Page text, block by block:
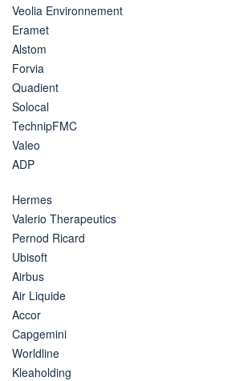
Veolia Environnement
Eramet
Alstom
Forvia
Quadient
Solocal
TechnipFMC
Valeo
ADP
Hermes
Valerio Therapeutics
Pernod Ricard
Ubisoft
Airbus
Air Liquide
Accor
Capgemini
Worldline
Kleaholding